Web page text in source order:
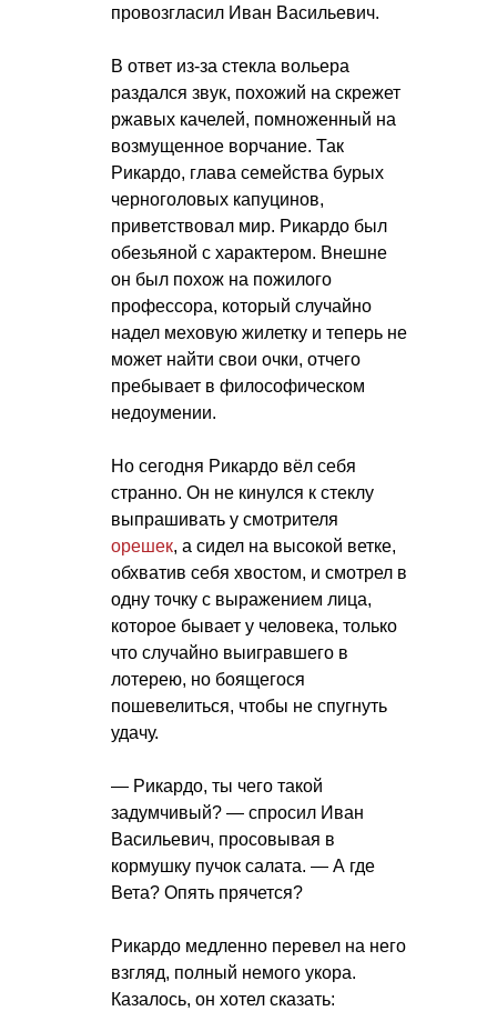
провозгласил Иван Васильевич.
В ответ из-за стекла вольера
раздался звук, похожий на скрежет
ржавых качелей, помноженный на
возмущенное ворчание. Так
Рикардо, глава семейства бурых
черноголовых капуцинов,
приветствовал мир. Рикардо был
обезьяной с характером. Внешне
он был похож на пожилого
профессора, который случайно
надел меховую жилетку и теперь не
может найти свои очки, отчего
пребывает в философическом
недоумении.
Но сегодня Рикардо вёл себя
странно. Он не кинулся к стеклу
выпрашивать у смотрителя
орешек, а сидел на высокой ветке,
обхватив себя хвостом, и смотрел в
одну точку с выражением лица,
которое бывает у человека, только
что случайно выигравшего в
лотерею, но боящегося
пошевелиться, чтобы не спугнуть
удачу.
— Рикардо, ты чего такой
задумчивый? — спросил Иван
Васильевич, просовывая в
кормушку пучок салата. — А где
Вета? Опять прячется?
Рикардо медленно перевел на него
взгляд, полный немого укора.
Казалось, он хотел сказать: